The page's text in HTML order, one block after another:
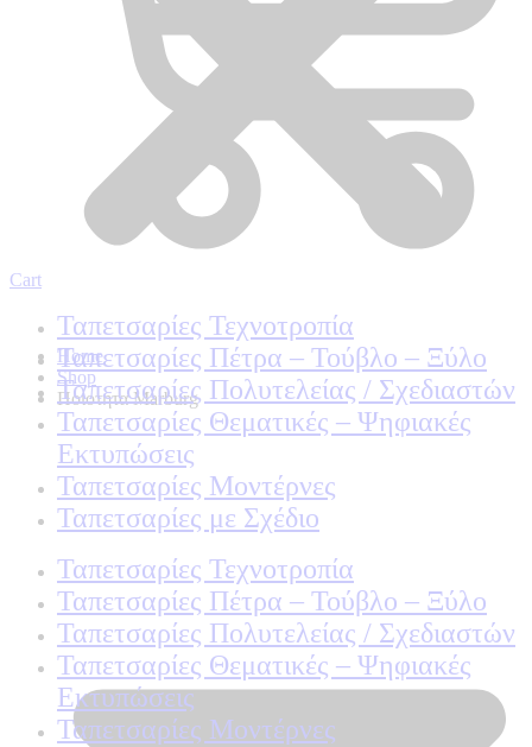
Home
Shop
Ποιοτητα Marburg
Cart
Ταπετσαρίες Τεχνοτροπία
Ταπετσαρίες Πέτρα – Τούβλο – Ξύλο
Ταπετσαρίες Πολυτελείας / Σχεδιαστών
Ταπετσαρίες Θεματικές – Ψηφιακές
Εκτυπώσεις
Ταπετσαρίες Μοντέρνες
Ταπετσαρίες με Σχέδιο
Ταπετσαρίες Τεχνοτροπία
Ταπετσαρίες Πέτρα – Τούβλο – Ξύλο
Ταπετσαρίες Πολυτελείας / Σχεδιαστών
Ταπετσαρίες Θεματικές – Ψηφιακές
Εκτυπώσεις
Ταπετσαρίες Μοντέρνες